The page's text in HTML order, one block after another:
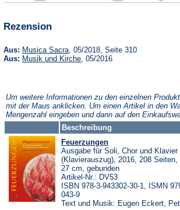
einem
einem
Rezension
Aus: Musica Sacra(Öffnet
in
, 05/2018, Seite 310
Aus: Musik und Kirche(Öffnet
, 05/2016
Um weitere Informationen zu den einzelnen
mit der Maus anklicken. Um einen Artikel in den
Mengenzahl eingeben und dann auf den
Beschreibung
Feuerzungen
Ausgabe für Soli, Chor und Klavier
(Klavierauszug), 2016, 208
27 cm, gebunden
Artikel-Nr.: DV53
ISBN 978-3-943302-30-1, ISMN
043-9
Text und Musik: Eugen Eckert,